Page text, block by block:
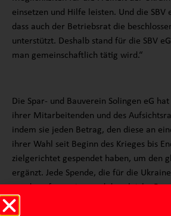
einsetzen und Hilfe leisten. Und die SBV
dass auch der Betriebsrat die
unterstützt. Deshalb stand für die SBV
man gemeinschaftlich tätig wird.“
Die Spar- und Bauverein Solingen eG
ihrer Mitarbeitenden und des
indem sie jeden Betrag, den diese an
ihrer Wahl seit Beginn des Krieges bis
zielgerichtet gespendet haben, um den
ergänzt. Jede Spende, die für die
wurde aufsummiert und der gleiche
„Solingen hilft e. V.“ gespendet. So sind